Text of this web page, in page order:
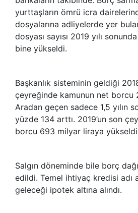
yurttaşların ömrü icra
dosyalarına adliyelerde yer
dosyası sayısı 2019 yılı
bine yükseldi.
Başkanlık sisteminin geldiği
çeyreğinde kamunun net borcu
Aradan geçen sadece 1,5 yılın
yüzde 134 arttı. 2019’un son
borcu 693 milyar liraya
Salgın döneminde bile borç
edildi. Temel ihtiyaç kredisi adı
geleceği ipotek altına alındı.